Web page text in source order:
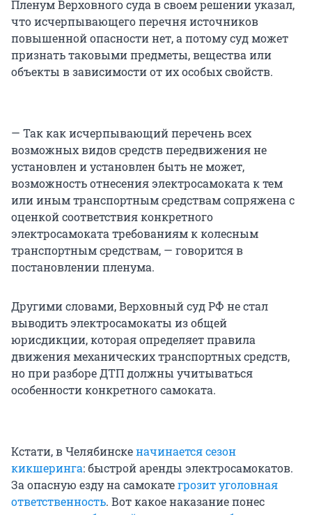
Пленум Верховного суда в своем решении указал,
что исчерпывающего перечня источников
повышенной опасности нет, а потому суд может
признать таковыми предметы, вещества или
объекты в зависимости от их особых свойств.
— Так как исчерпывающий перечень всех
возможных видов средств передвижения не
установлен и установлен быть не может,
возможность отнесения электросамоката к тем
или иным транспортным средствам сопряжена с
оценкой соответствия конкретного
электросамоката требованиям к колесным
транспортным средствам, — говорится в
постановлении пленума.
Другими словами, Верховный суд РФ не стал
выводить электросамокаты из общей
юрисдикции, которая определяет правила
движения механических транспортных средств,
но при разборе ДТП должны учитываться
особенности конкретного самоката.
Кстати, в Челябинскеначинается сезон
кикшеринга: быстрой аренды электросамокатов.
За опасную езду на самокатегрозит уголовная
ответственность. Вот какое наказание понес